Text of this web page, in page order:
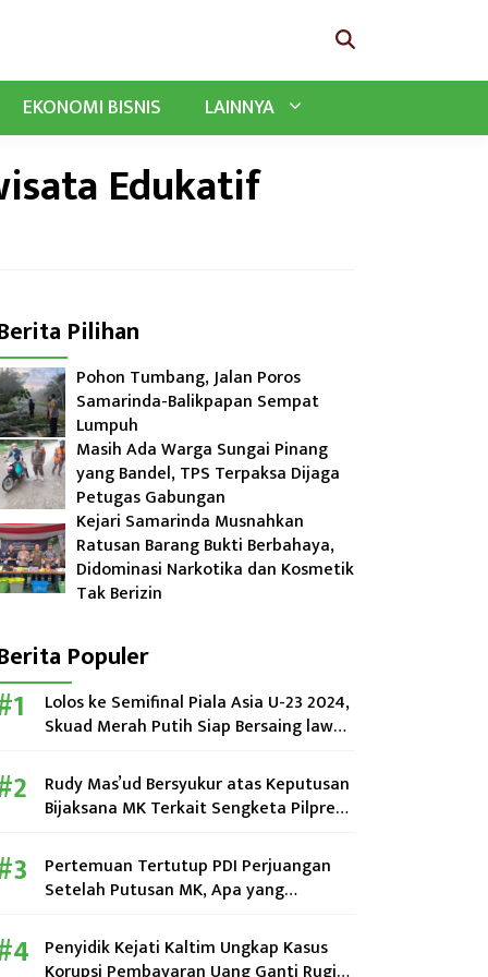
EKONOMI BISNIS LAINNYA
Edukatif
Pilihan
Pohon Tumbang, Jalan Poros
Samarinda-Balikpapan Sempat
Lumpuh
Masih Ada Warga Sungai Pinang
yang Bandel, TPS Terpaksa Dijaga
Petugas Gabungan
Kejari Samarinda Musnahkan
Ratusan Barang Bukti Berbahaya,
Didominasi Narkotika dan Kosmetik
Tak Berizin
Populer
Lolos ke Semifinal Piala Asia U-23 2024,
Skuad Merah Putih Siap Bersaing lawan
Rudy Mas’ud Bersyukur atas Keputusan
Bijaksana MK Terkait Sengketa Pilpres
Pertemuan Tertutup PDI Perjuangan
Setelah Putusan MK, Apa yang
Penyidik Kejati Kaltim Ungkap Kasus